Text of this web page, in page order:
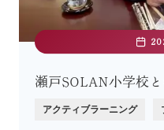
瀬戸SOLAN小学校と
アクティブラーニング